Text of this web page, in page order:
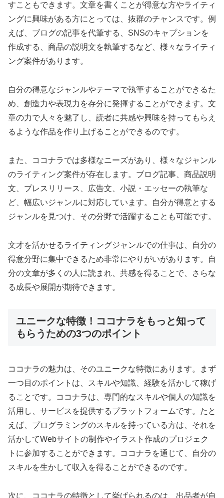
すこともできます。文章を書くことが得意な方やライティ
ングに興味がある方にとっては、抜群のチャンスです。例
えば、ブログの記事を代筆する、SNSのキャプションを
作成する、商品の説明文を執筆するなど、様々なライティ
ング案件があります。
自分の得意なジャンルやテーマで執筆することができるた
め、創造力や表現力を存分に発揮することができます。文
章の力で人々を魅了し、読者に共感や興味を持ってもらえ
るような作品を作り上げることができるのです。
また、ココナラでは多様なニーズがあり、様々なジャンル
のライティング案件が存在します。ブログ記事、商品説明
文、プレスリリース、広告文、小説・エッセーの執筆な
ど、幅広いジャンルに対応しています。自分が得意とする
ジャンルを見つけ、その分野で活躍することも可能です。
文才を活かせるライティングジャンルでの仕事は、自分の
得意分野に集中できるため非常にやりがいがあります。自
分の文章が多くの人に読まれ、共感を得ることで、さらな
る成長や展開が期待できます。
ユニークな特徴！ココナラをもっと知って
もらうための3つのポイント
ココナラの魅力は、そのユニークな特徴にあります。まず
一つ目のポイントは、スキルや知識、経験を活かして稼げ
ることです。ココナラは、専門的なスキルや個人の知識を
活用し、サービスを提供するプラットフォームです。たと
えば、プログラミングのスキルを持っている方は、それを
活かしてWebサイトの制作やイラスト作成のプロジェク
トに参加することができます。ココナラを通じて、自分の
スキルを生かして収入を得ることができるのです。
次に、ココナラの特徴として挙げられるのは、出品者が自